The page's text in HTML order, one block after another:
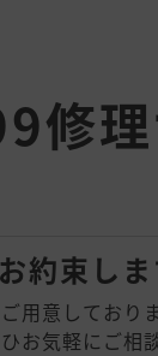
修
約束しま
用意しており
お気軽にご相